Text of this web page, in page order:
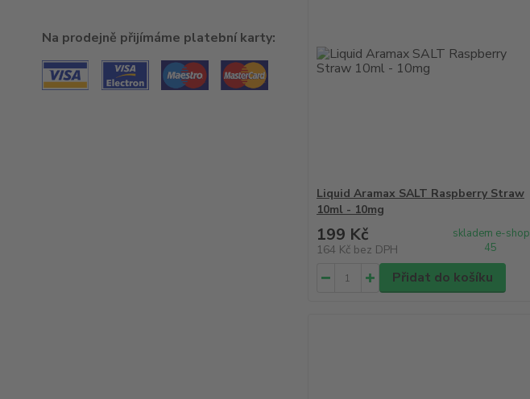
Na prodejně přijímáme platební karty:
Liquid Aramax SALT Raspberry Straw
10ml - 10mg
199 Kč
164 Kč bez DPH
skladem e-shop
45
Přidat do košíku